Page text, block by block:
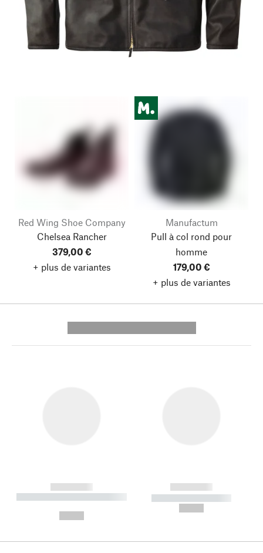
Red Wing Shoe Company
Chelsea Rancher
379,00 €
+ plus de variantes
Manufactum
Pull à col rond pour
homme
179,00 €
+ plus de variantes
------------
----------- ----------- --------
------------
----------- -----------